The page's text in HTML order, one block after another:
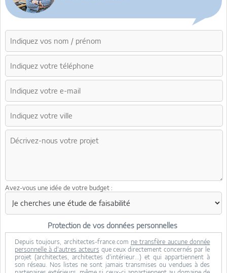
Avez-vous une idée de votre budget :
Protection de vos données personnelles
Depuis toujours, architectes-france.com ne transfère aucune donnée
personnelle à d'autres acteurs que ceux directement concernés par le
projet (architectes, architectes d'intérieur...) et qui appartiennent à
son réseau. Nos listes ne sont jamais transmises ou vendues à des